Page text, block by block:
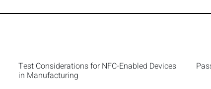
Test Considerations for NFC-Enabled Devices
in Manufacturing